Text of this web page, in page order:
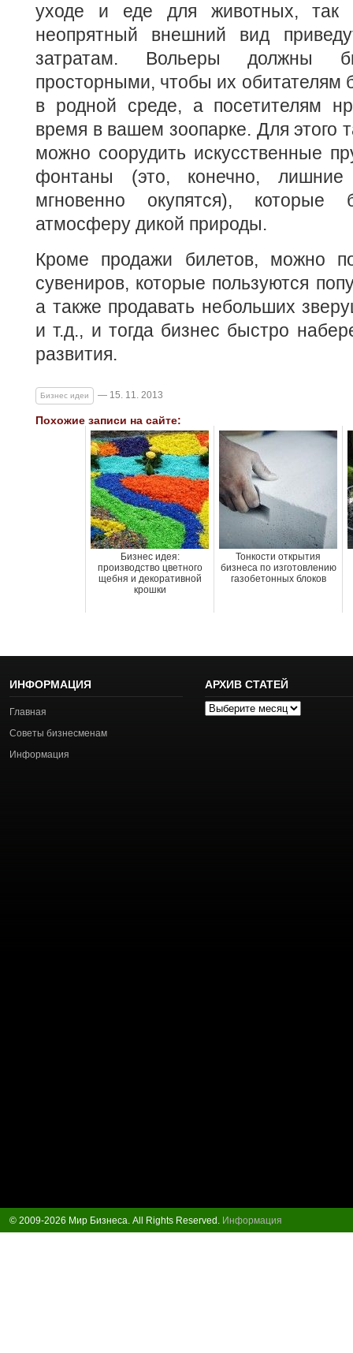
уходе и еде для животных, так
неопрятный внешний вид
затратам. Вольеры должны
просторными, чтобы их обитателям
в родной среде, а посетителям
время в вашем зоопарке. Для этого
можно соорудить искусственные
фонтаны (это, конечно,
мгновенно окупятся), которые
атмосферу дикой природы.
Кроме продажи билетов, можно
сувениров, которые пользуются
а также продавать небольших
и т.д., и тогда бизнес быстро
развития.
Бизнес идеи — 15. 11. 2013
Похожие записи на сайте:
Бизнес идея:
производство цветного
щебня и декоративной
крошки
Тонкости открытия
бизнеса по изготовлению
газобетонных блоков
ИНФОРМАЦИЯ
Главная
Советы бизнесменам
Информация
АРХИВ СТАТЕЙ
Архив
© 2009-2026 Мир Бизнеса. All Rights Reserved. Информация